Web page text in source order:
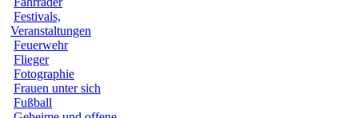
Festivals,
Veranstaltungen
Feuerwehr
Flieger
Fotographie
Frauen unter sich
Fußball